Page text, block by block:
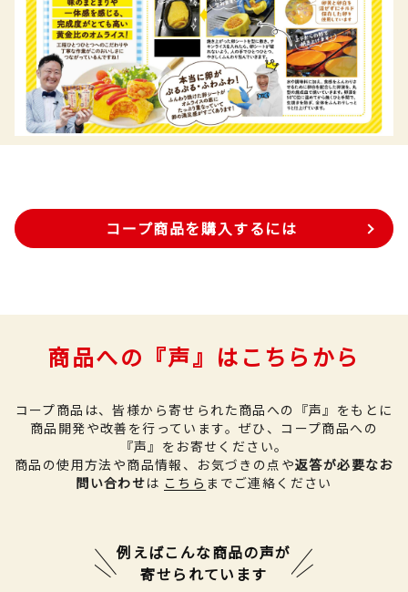
コープ商品を購入するには
商品への『声』はこちらから
コープ商品は、皆様から寄せられた商品への『声』をもとに
商品開発や改善を行っています。 ぜひ、コープ商品への
『声』をお寄せください。
商品の使用方法や商品情報、お気づきの点や返答が必要なお
問い合わせは こちら までご連絡ください
例えばこんな商品の声が
寄せられています